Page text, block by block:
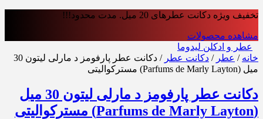
تخفیف ویژه دکانت عطرهای 20 میل. مدت محدود!!!
مشاهده محصولات
عطر و ادکلن لیدوما
خانه / عطر / دکانت عطر
/ دکانت عطر پارفومز د مارلی لیتون 30
میل (Parfums de Marly Layton) مسترکوالیتی
دکانت عطر پارفومز د مارلی لیتون 30 میل
(Parfums de Marly Layton) مسترکوالیتی